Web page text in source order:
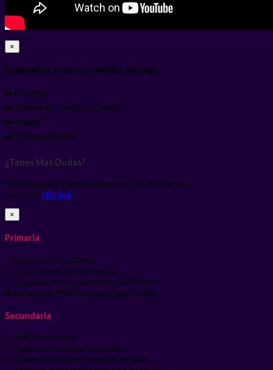
×
Aceptamos todos los medios de pago
➡️ Efectivo
➡️ Tarjeta de Credito o Debito
➡️ Paypal
➡️ Criptomonedas
¿Tenes Mas Dudas?
Visita nuestra seccion de preguntas frecuentes
haciendo clic acá
×
Primaria
✅ Jugas con tu usuario
✅ Los trofeos van a tu perfil
✅ Jugas sin estar conectado a internet
❌ No incluye PSN Plus para jugar online
Secundaria
✅ Más económico
✅ Jugas con el usuario enviado
✅ Sumas trofeos en el nuevo usuario